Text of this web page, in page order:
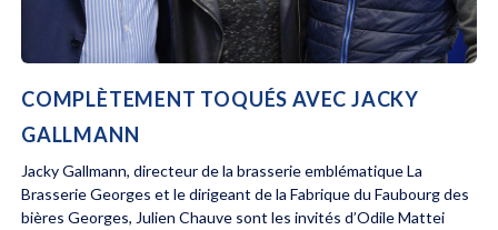
COMPLÈTEMENT TOQUÉS AVEC JACKY
GALLMANN
Jacky Gallmann, directeur de la brasserie emblématique La
Brasserie Georges et le dirigeant de la Fabrique du Faubourg des
bières Georges, Julien Chauve sont les invités d’Odile Mattei